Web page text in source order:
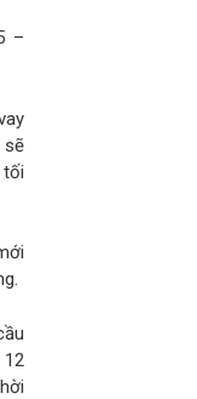
–
sẽ